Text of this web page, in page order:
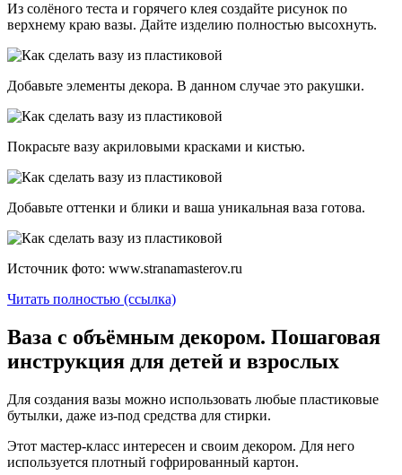
Из солёного теста и горячего клея создайте рисунок по
верхнему краю вазы. Дайте изделию полностью высохнуть.
Добавьте элементы декора. В данном случае это ракушки.
Покрасьте вазу акриловыми красками и кистью.
Добавьте оттенки и блики и ваша уникальная ваза готова.
Источник фото: www.stranamasterov.ru
Читать полностью (ссылка)
Ваза с объёмным декором. Пошаговая
инструкция для детей и взрослых
Для создания вазы можно использовать любые пластиковые
бутылки, даже из-под средства для стирки.
Этот мастер-класс интересен и своим декором. Для него
используется плотный гофрированный картон.